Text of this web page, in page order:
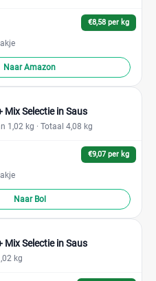
€8,58 per kg
Naar Amazon
Mix Selectie in Saus
1,02 kg · Totaal 4,08 kg
€9,07 per kg
Naar Bol
Mix Selectie in Saus
kg